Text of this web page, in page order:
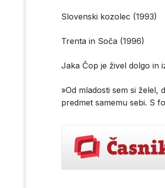
Slovenski kozolec (1993)
Trenta in Soča (1996)
Jaka Čop je živel dolgo in
»Od mladosti sem si želel,
predmet samemu sebi. S